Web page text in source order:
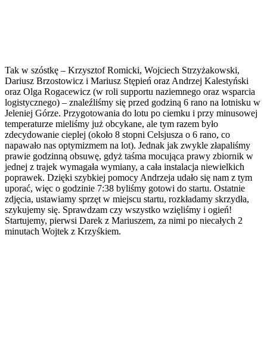
Tak w szóstkę – Krzysztof Romicki, Wojciech Strzyżakowski,
Dariusz Brzostowicz i Mariusz Stępień oraz Andrzej Kalestyński
oraz Olga Rogacewicz (w roli supportu naziemnego oraz wsparcia
logistycznego) – znaleźliśmy się przed godziną 6 rano na lotnisku w
Jeleniej Górze. Przygotowania do lotu po ciemku i przy minusowej
temperaturze mieliśmy już obcykane, ale tym razem było
zdecydowanie cieplej (około 8 stopni Celsjusza o 6 rano, co
napawało nas optymizmem na lot). Jednak jak zwykle złapaliśmy
prawie godzinną obsuwę, gdyż taśma mocująca prawy zbiornik w
jednej z trajek wymagała wymiany, a cała instalacja niewielkich
poprawek. Dzięki szybkiej pomocy Andrzeja udało się nam z tym
uporać, więc o godzinie 7:38 byliśmy gotowi do startu. Ostatnie
zdjęcia, ustawiamy sprzęt w miejscu startu, rozkładamy skrzydła,
szykujemy się. Sprawdzam czy wszystko wzięliśmy i ogień!
Startujemy, pierwsi Darek z Mariuszem, za nimi po niecałych 2
minutach Wojtek z Krzyśkiem.